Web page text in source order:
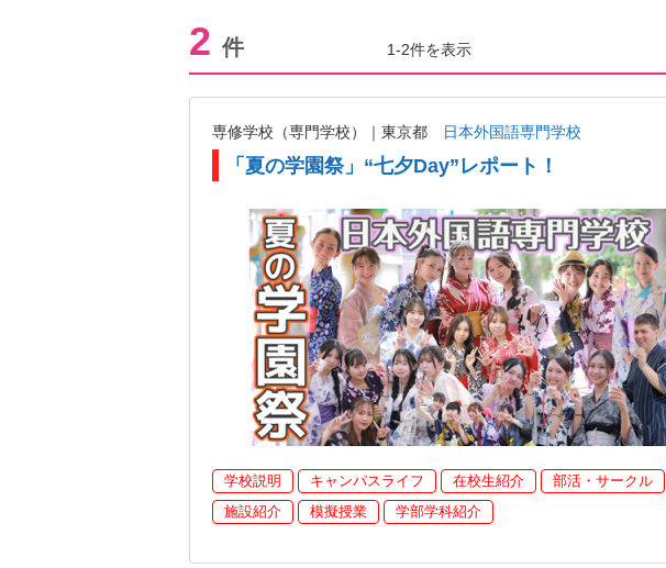
2 件 1-2件を表示
専修学校（専門学校）｜東京都 日本外国語専門学校
「夏の学園祭」“七夕Day”レポート！
学校説明 キャンパスライフ 在校生紹介
部活・サークル
施設紹介
模擬授業 学部学科紹介